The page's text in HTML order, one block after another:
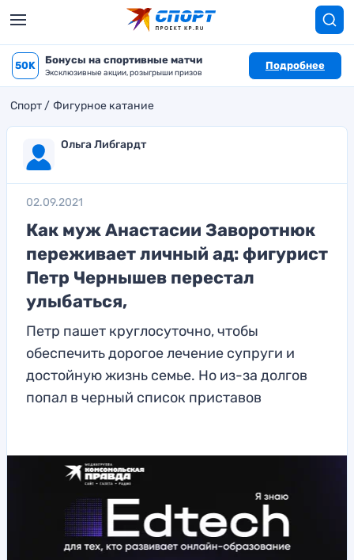
50K Бонусы на спортивные матчи
Эксклюзивные акции, розыгрыши призов
Подробнее
Спорт Фигурное катание
Ольга Либгардт
02.09.2021
Как муж Анастасии Заворотнюк
переживает личный ад: фигурист
Петр Чернышев перестал
улыбаться,
Петр пашет круглосуточно, чтобы
обеспечить дорогое лечение супруги и
достойную жизнь семье. Но из-за долгов
попал в черный список приставов